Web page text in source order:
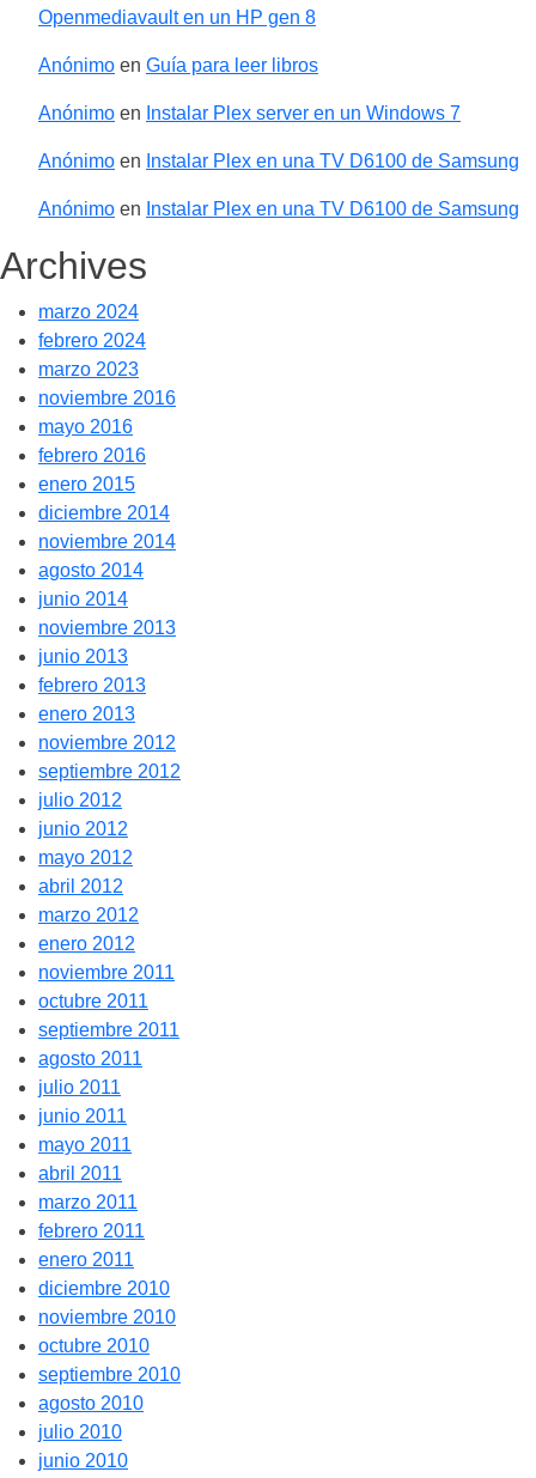
Openmediavault en un HP gen 8
Anónimo en Guía para leer libros
Anónimo en Instalar Plex server en un Windows 7
Anónimo en Instalar Plex en una TV D6100 de Samsung
Anónimo en Instalar Plex en una TV D6100 de Samsung
Archives
marzo 2024
febrero 2024
marzo 2023
noviembre 2016
mayo 2016
febrero 2016
enero 2015
diciembre 2014
noviembre 2014
agosto 2014
junio 2014
noviembre 2013
junio 2013
febrero 2013
enero 2013
noviembre 2012
septiembre 2012
julio 2012
junio 2012
mayo 2012
abril 2012
marzo 2012
enero 2012
noviembre 2011
octubre 2011
septiembre 2011
agosto 2011
julio 2011
junio 2011
mayo 2011
abril 2011
marzo 2011
febrero 2011
enero 2011
diciembre 2010
noviembre 2010
octubre 2010
septiembre 2010
agosto 2010
julio 2010
junio 2010